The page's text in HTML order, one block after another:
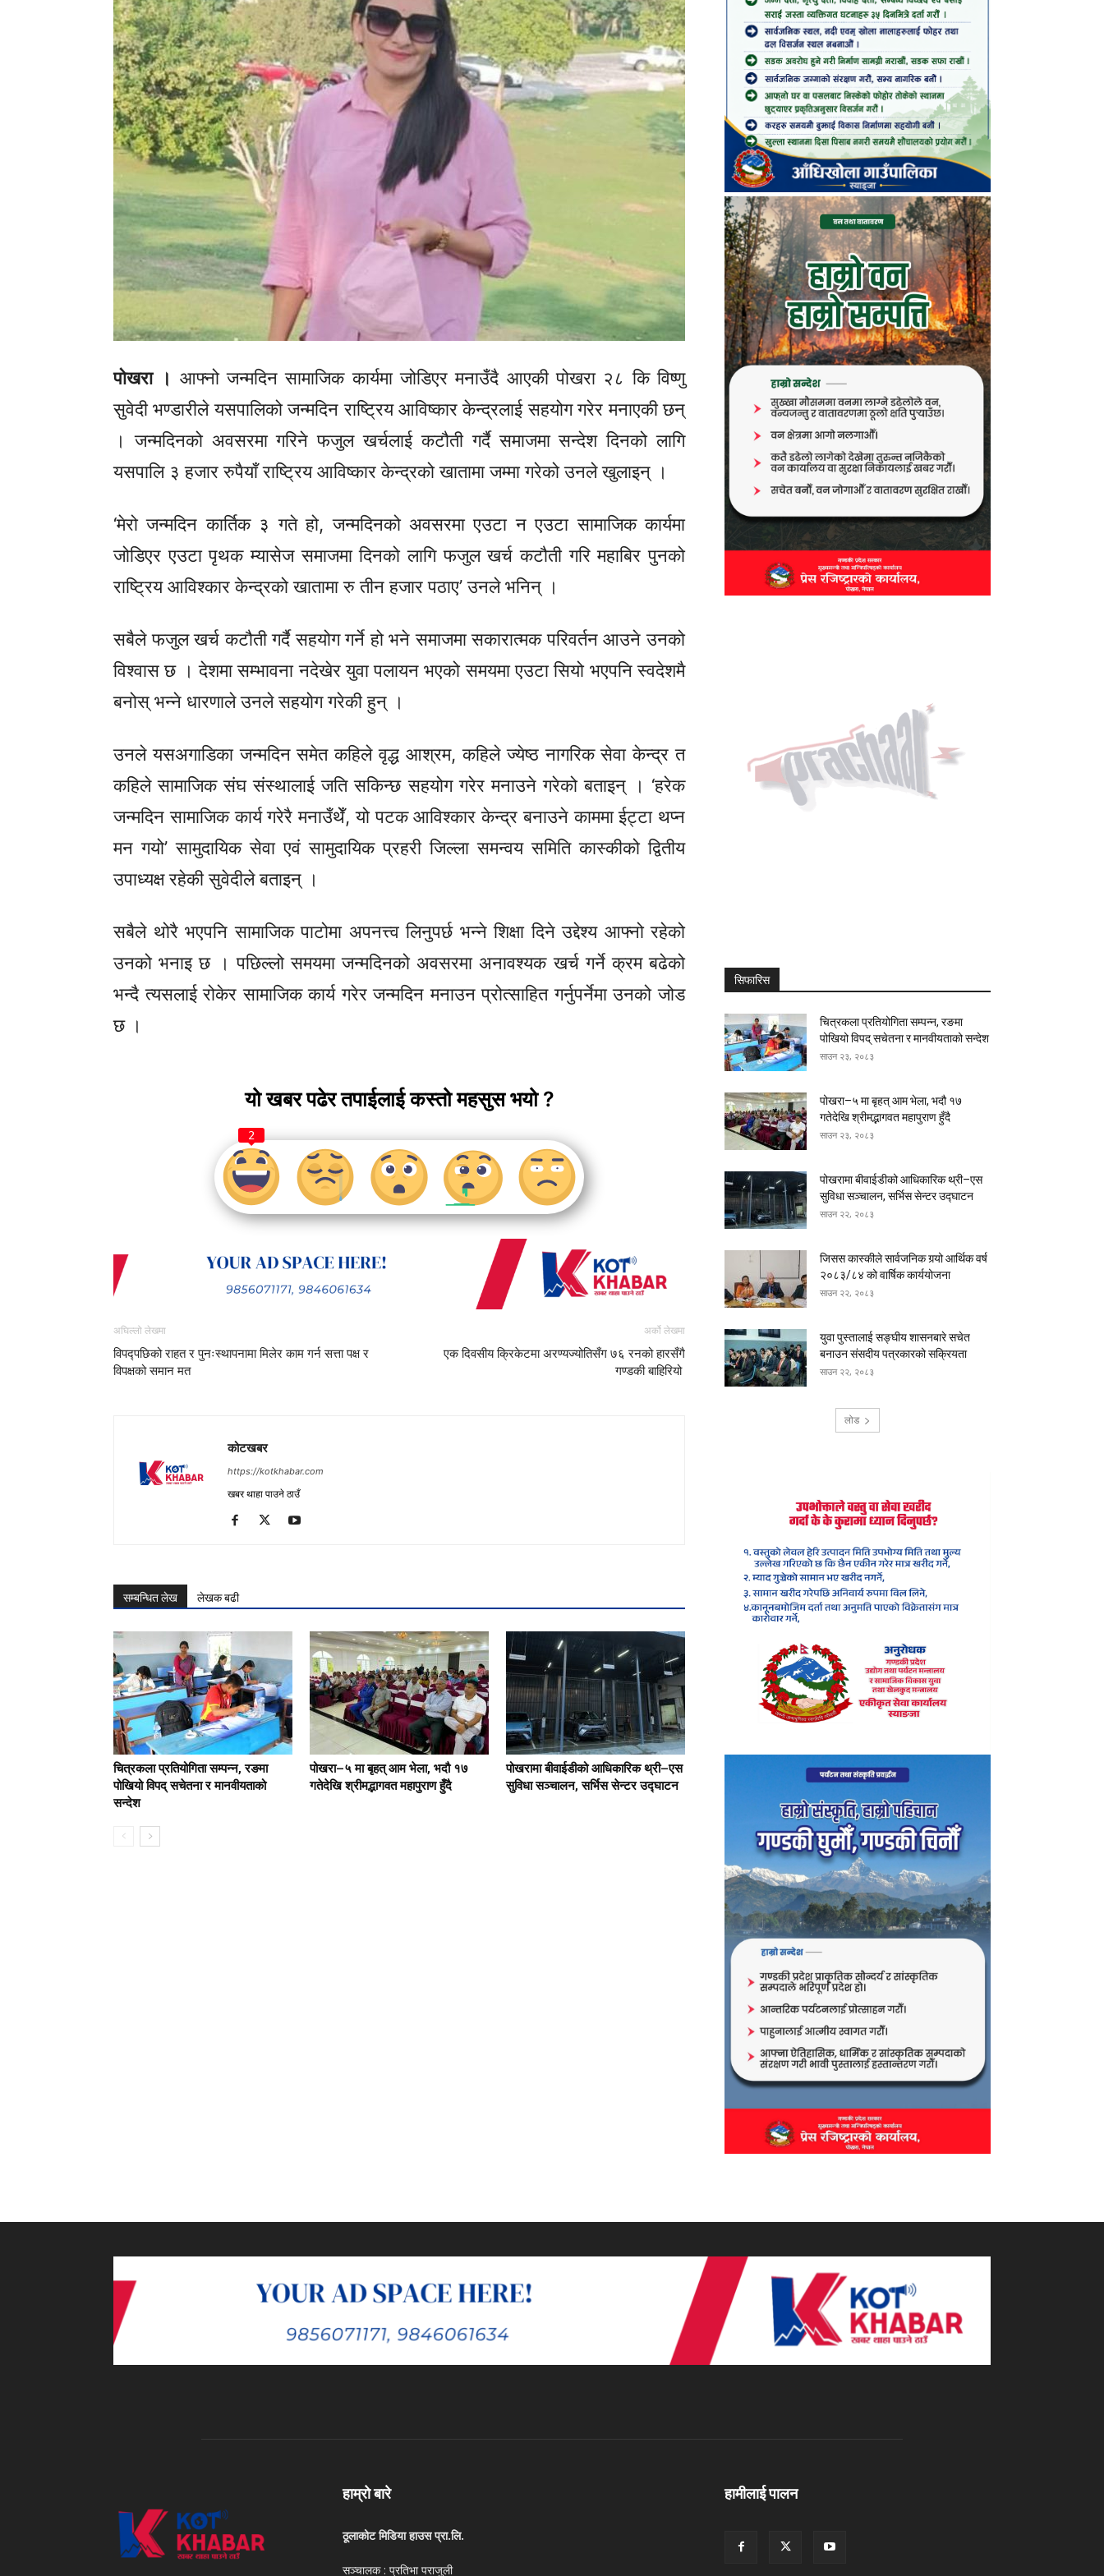
पोखरा । आफ्नो जन्मदिन सामाजिक कार्यमा जोडिएर मनाउँदै आएकी पोखरा २८ कि विष्णु
सुवेदी भण्डारीले यसपालिको जन्मदिन राष्ट्रिय आविष्कार केन्द्रलाई सहयोग गरेर मनाएकी छन्
। जन्मदिनको अवसरमा गरिने फजुल खर्चलाई कटौती गर्दै समाजमा सन्देश दिनको लागि
यसपालि ३ हजार रुपैयाँ राष्ट्रिय आविष्कार केन्द्रको खातामा जम्मा गरेको उनले खुलाइन् ।
‘मेरो जन्मदिन कार्तिक ३ गते हो, जन्मदिनको अवसरमा एउटा न एउटा सामाजिक कार्यमा
जोडिएर एउटा पृथक म्यासेज समाजमा दिनको लागि फजुल खर्च कटौती गरि महाबिर पुनको
राष्ट्रिय आविश्कार केन्द्रको खातामा रु तीन हजार पठाए’ उनले भनिन् ।
सबैले फजुल खर्च कटौती गर्दै सहयोग गर्ने हो भने समाजमा सकारात्मक परिवर्तन आउने उनको
विश्वास छ । देशमा सम्भावना नदेखेर युवा पलायन भएको समयमा एउटा सियो भएपनि स्वदेशमै
बनोस् भन्ने धारणाले उनले सहयोग गरेकी हुन् ।
उनले यसअगाडिका जन्मदिन समेत कहिले वृद्ध आश्रम, कहिले ज्येष्ठ नागरिक सेवा केन्द्र त
कहिले सामाजिक संघ संस्थालाई जति सकिन्छ सहयोग गरेर मनाउने गरेको बताइन् । ‘हरेक
जन्मदिन सामाजिक कार्य गरेरै मनाउँथेँ, यो पटक आविश्कार केन्द्र बनाउने काममा ईट्टा थप्न
मन गयो’ सामुदायिक सेवा एवं सामुदायिक प्रहरी जिल्ला समन्वय समिति कास्कीको द्वितीय
उपाध्यक्ष रहेकी सुवेदीले बताइन् ।
सबैले थोरै भएपनि सामाजिक पाटोमा अपनत्त्व लिनुपर्छ भन्ने शिक्षा दिने उद्देश्य आफ्नो रहेको
उनको भनाइ छ । पछिल्लो समयमा जन्मदिनको अवसरमा अनावश्यक खर्च गर्ने क्रम बढेको
भन्दै त्यसलाई रोकेर सामाजिक कार्य गरेर जन्मदिन मनाउन प्रोत्साहित गर्नुपर्नेमा उनको जोड
छ ।
यो खबर पढेर तपाईलाई कस्तो महसुस भयो ?
2
अघिल्लो लेखमा
विपद्पछिको राहत र पुनःस्थापनामा मिलेर काम गर्न सत्ता पक्ष र
विपक्षको समान मत
अर्को लेखमा
एक दिवसीय क्रिकेटमा अरण्यज्योतिसँग ७६ रनको हारसँगै
गण्डकी बाहिरियो
कोटखबर
https://kotkhabar.com
खबर थाहा पाउने ठाउँ
सम्बन्धित लेख लेखक बढी
चित्रकला प्रतियोगिता सम्पन्न, रङमा
पोखियो विपद् सचेतना र मानवीयताको
सन्देश
पोखरा–५ मा बृहत् आम भेला, भदौ १७
गतेदेखि श्रीमद्भागवत महापुराण हुँदै
पोखरामा बीवाईडीको आधिकारिक थ्री–एस
सुविधा सञ्चालन, सर्भिस सेन्टर उद्घाटन
सिफारिस
चित्रकला प्रतियोगिता सम्पन्न, रङमा
पोखियो विपद् सचेतना र मानवीयताको सन्देश
साउन २३, २०८३
पोखरा–५ मा बृहत् आम भेला, भदौ १७
गतेदेखि श्रीमद्भागवत महापुराण हुँदै
साउन २३, २०८३
पोखरामा बीवाईडीको आधिकारिक थ्री–एस
सुविधा सञ्चालन, सर्भिस सेन्टर उद्घाटन
साउन २२, २०८३
जिसस कास्कीले सार्वजनिक गर्‍यो आर्थिक वर्ष
२०८३/८४ को वार्षिक कार्ययोजना
साउन २२, २०८३
युवा पुस्तालाई सङ्घीय शासनबारे सचेत
बनाउन संसदीय पत्रकारको सक्रियता
साउन २२, २०८३
लोड
हाम्रो बारे
ठूलाकोट मिडिया हाउस प्रा.लि.
सञ्चालक : प्रतिभा पराजुली
हामीलाई पालन